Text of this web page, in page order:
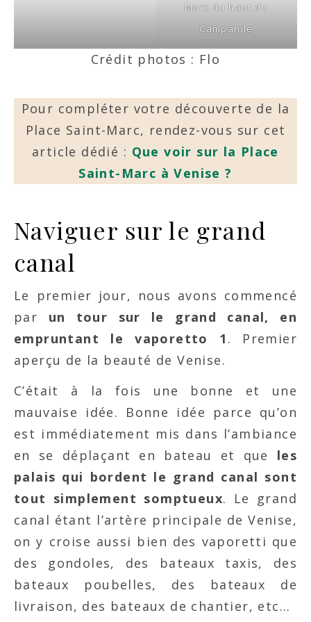
Marc du haut du
Campanile
Crédit photos : Flo
Pour compléter votre découverte de la
Place Saint-Marc, rendez-vous sur cet
article dédié : Que voir sur la Place
Saint-Marc à Venise ?
Naviguer sur le grand
canal
Le premier jour, nous avons commencé
par un tour sur le grand canal, en
empruntant le vaporetto 1 . Premier
aperçu de la beauté de Venise.
C’était à la fois une bonne et une
mauvaise idée. Bonne idée parce qu’on
est immédiatement mis dans l’ambiance
en se déplaçant en bateau et que les
palais qui bordent le grand canal sont
tout simplement somptueux. Le grand
canal étant l’artère principale de Venise,
on y croise aussi bien des vaporetti que
des gondoles, des bateaux taxis, des
bateaux poubelles, des bateaux de
livraison, des bateaux de chantier, etc…